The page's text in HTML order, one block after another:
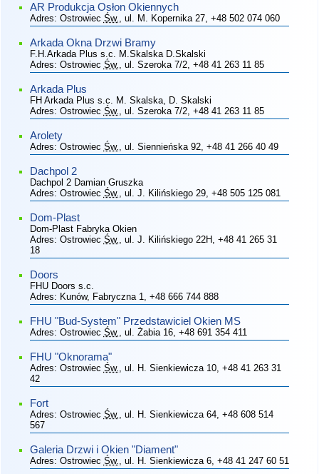
AR Produkcja Osłon Okiennych
Adres: Ostrowiec Św. , ul. M. Kopernika 27, +48 502 074 060
Arkada Okna Drzwi Bramy
F.H.Arkada Plus s.c. M.Skalska D.Skalski
Adres: Ostrowiec Św. , ul. Szeroka 7/2, +48 41 263 11 85
Arkada Plus
FH Arkada Plus s.c. M. Skalska, D. Skalski
Adres: Ostrowiec Św. , ul. Szeroka 7/2, +48 41 263 11 85
Arolety
Adres: Ostrowiec Św. , ul. Siennieńska 92, +48 41 266 40 49
Dachpol 2
Dachpol 2 Damian Gruszka
Adres: Ostrowiec Św. , ul. J. Kilińskiego 29, +48 505 125 081
Dom-Plast
Dom-Plast Fabryka Okien
Adres: Ostrowiec Św. , ul. J. Kilińskiego 22H, +48 41 265 31
18
Doors
FHU Doors s.c.
Adres: Kunów, Fabryczna 1 , +48 666 744 888
FHU "Bud-System" Przedstawiciel Okien MS
Adres: Ostrowiec Św. , ul. Żabia 16, +48 691 354 411
FHU "Oknorama"
Adres: Ostrowiec Św. , ul. H. Sienkiewicza 10, +48 41 263 31
42
Fort
Adres: Ostrowiec Św. , ul. H. Sienkiewicza 64, +48 608 514
567
Galeria Drzwi i Okien "Diament"
Adres: Ostrowiec Św. , ul. H. Sienkiewicza 6, +48 41 247 60 51